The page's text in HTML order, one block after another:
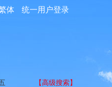
统一用户登录
体
【高级搜索】